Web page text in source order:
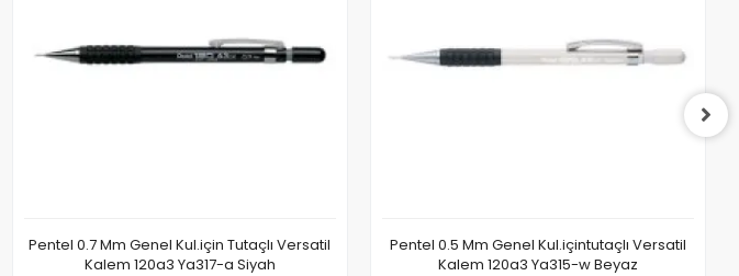
Pentel 0.7 Mm Genel Kul.için Tutaçlı Versatil
Kalem 120a3 Ya317-a Siyah
Pentel 0.5 Mm Genel Kul.içintutaçlı Versatil
Kalem 120a3 Ya315-w Beyaz